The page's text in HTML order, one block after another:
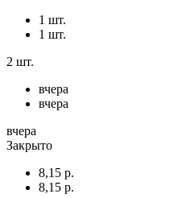
1 шт.
1 шт.
2 шт.
вчера
вчера
вчера
Закрыто
8,15 р.
8,15 р.